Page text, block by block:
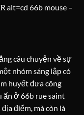
alt=cd 66b mouse –
câu chuyện về sự
nhóm sáng lập có
huyết đưa công
ở 66b rue saint
điểm, mà còn là